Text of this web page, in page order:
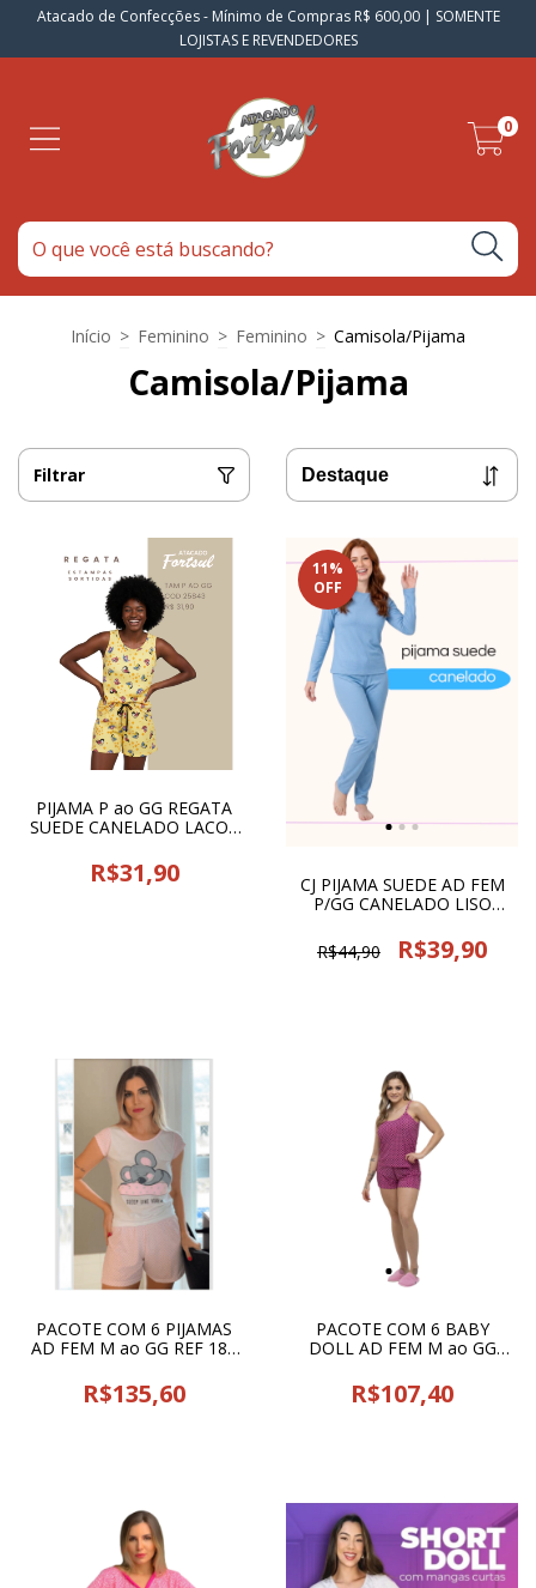
Atacado de Confecções - Mínimo de Compras R$ 600,00 | SOMENTE
LOJISTAS E REVENDEDORES
0
Início > Feminino > Feminino > Camisola/Pijama
Camisola/Pijama
Filtrar
PIJAMA P ao GG REGATA
SUEDE CANELADO LACOS
R$31,90
11%
OFF
CJ PIJAMA SUEDE AD FEM
P/GG CANELADO LISO
26188
R$44,90 R$39,90
PACOTE COM 6 PIJAMAS
AD FEM M ao GG REF 186
R$135,60
PACOTE COM 6 BABY
DOLL AD FEM M ao GG
R$107,40